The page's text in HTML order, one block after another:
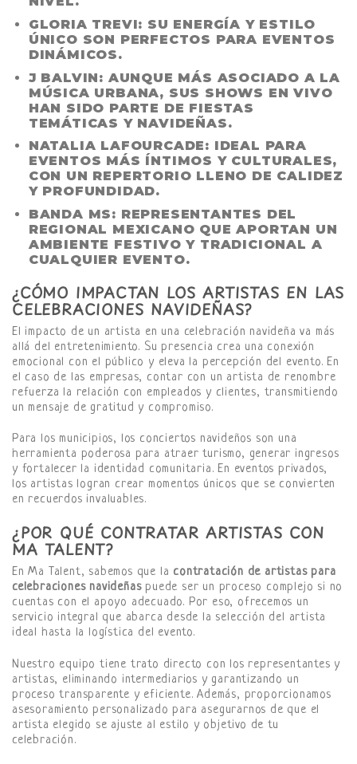
GLORIA TREVI: SU ENERGÍA Y ESTILO
ÚNICO SON PERFECTOS PARA EVENTOS
DINÁMICOS.
J BALVIN: AUNQUE MÁS ASOCIADO A LA
MÚSICA URBANA, SUS SHOWS EN VIVO
HAN SIDO PARTE DE FIESTAS
TEMÁTICAS Y NAVIDEÑAS.
NATALIA LAFOURCADE: IDEAL PARA
EVENTOS MÁS ÍNTIMOS Y CULTURALES,
CON UN REPERTORIO LLENO DE CALIDEZ
Y PROFUNDIDAD.
BANDA MS: REPRESENTANTES DEL
REGIONAL MEXICANO QUE APORTAN UN
AMBIENTE FESTIVO Y TRADICIONAL A
CUALQUIER EVENTO.
¿CÓMO IMPACTAN LOS ARTISTAS EN LAS
CELEBRACIONES NAVIDEÑAS?
El impacto de un artista en una celebración navideña va más
allá del entretenimiento. Su presencia crea una conexión
emocional con el público y eleva la percepción del evento. En
el caso de las empresas, contar con un artista de renombre
refuerza la relación con empleados y clientes, transmitiendo
un mensaje de gratitud y compromiso.
Para los municipios, los conciertos navideños son una
herramienta poderosa para atraer turismo, generar ingresos
y fortalecer la identidad comunitaria. En eventos privados,
los artistas logran crear momentos únicos que se convierten
en recuerdos invaluables.
¿POR QUÉ CONTRATAR ARTISTAS CON
MA TALENT?
En Ma Talent, sabemos que la contratación de artistas para
celebraciones navideñaspuede ser un proceso complejo si no
cuentas con el apoyo adecuado. Por eso, ofrecemos un
servicio integral que abarca desde la selección del artista
ideal hasta la logística del evento.
Nuestro equipo tiene trato directo con los representantes y
artistas, eliminando intermediarios y garantizando un
proceso transparente y eficiente. Además, proporcionamos
asesoramiento personalizado para asegurarnos de que el
artista elegido se ajuste al estilo y objetivo de tu
celebración.